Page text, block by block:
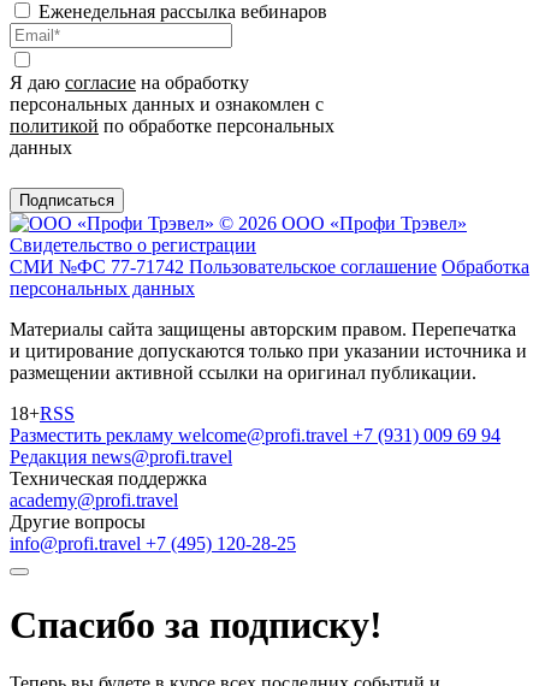
Еженедельная рассылка вебинаров
Я даю согласие на обработку
персональных данных и ознакомлен с
политикой по обработке персональных
данных
Подписаться
© 2026 ООО «Профи Трэвeл»
Свидетельство о регистрации
СМИ №ФС 77-71742 Пользовательское соглашение Обработка
персональных данных
Материалы сайта защищены авторским правом. Перепечатка
и цитирование допускаются только при указании источника и
размещении активной ссылки на оригинал публикации.
18+RSS
Разместить рекламу welcome@profi.travel +7 (931) 009 69 94
Редакция news@profi.travel
Техническая поддержка
academy@profi.travel
Другие вопросы
info@profi.travel +7 (495) 120-28-25
Спасибо за подписку!